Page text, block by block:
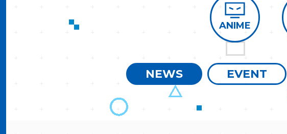
ANIME
NEWS EVENT